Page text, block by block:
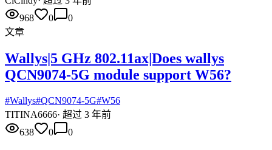
968
0
0
文章
Wallys|5 GHz 802.11ax|Does wallys
QCN9074-5G module support W56?
#Wallys#QCN9074-5G#W56
TITINA6666· 超过 3 年前
638
0 0